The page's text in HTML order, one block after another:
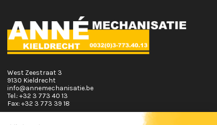
West Zeestraat 3
9130 Kieldrecht
info@annemechanisatie.be
Tel.: +32 3 773 40 13
Fax: +32 3 773 39 18